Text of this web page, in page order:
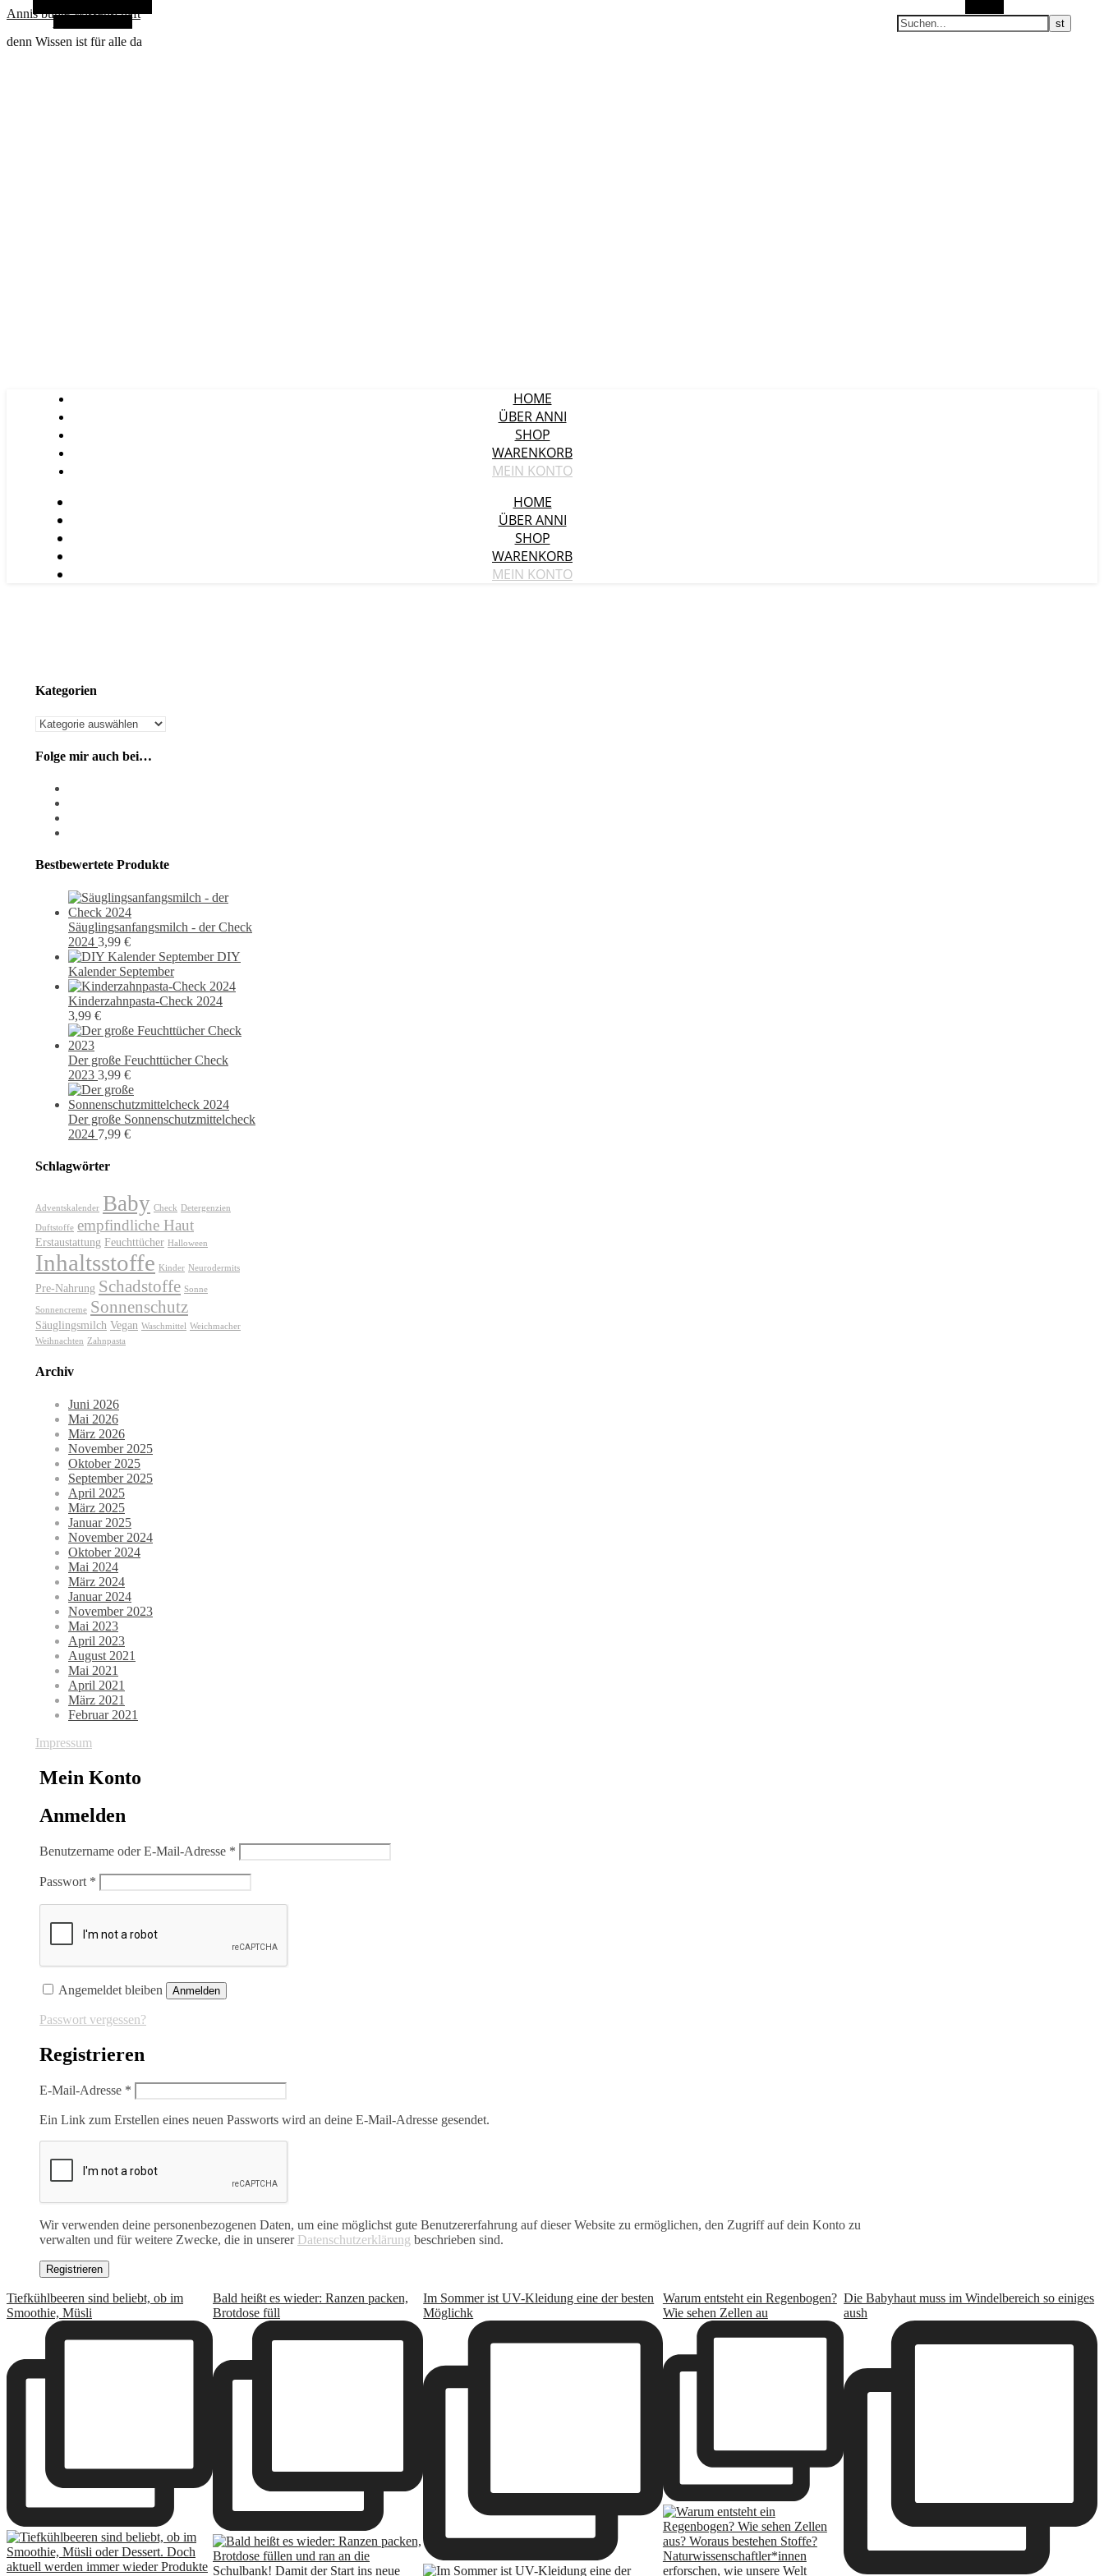
Annis bunte Wissenschaft
denn Wissen ist für alle da
Zufallsauswahl
HOME
ÜBER ANNI
SHOP
WARENKORB
MEIN KONTO
HOME
ÜBER ANNI
SHOP
WARENKORB
MEIN KONTO
Kategorien
Kategorien
Folge mir auch bei…
Bestbewertete Produkte
Säuglingsanfangsmilch - der Check
2024 3,99 €
DIY
Kalender September
Kinderzahnpasta-Check 2024
3,99 €
Der große Feuchttücher Check
2023 3,99 €
Der große Sonnenschutzmittelcheck
2024 7,99 €
Schlagwörter
Adventskalender Baby Check Detergenzien
Duftstoffe empfindliche Haut
Erstaustattung Feuchttücher Halloween
Inhaltsstoffe Kinder Neurodermits
Pre-Nahrung Schadstoffe Sonne
Sonnencreme Sonnenschutz
Säuglingsmilch Vegan Waschmittel Weichmacher
Weihnachten Zahnpasta
Archiv
Juni 2026
Mai 2026
März 2026
November 2025
Oktober 2025
September 2025
April 2025
März 2025
Januar 2025
November 2024
Oktober 2024
Mai 2024
März 2024
Januar 2024
November 2023
Mai 2023
April 2023
August 2021
Mai 2021
April 2021
März 2021
Februar 2021
Impressum
Mein Konto
Anmelden
Benutzername oder E-Mail-Adresse * Erforderlich
Passwort * Erforderlich
Angemeldet bleiben Anmelden
Passwort vergessen?
Registrieren
E-Mail-Adresse * Erforderlich
Ein Link zum Erstellen eines neuen Passworts wird an deine E-Mail-Adresse gesendet.
Wir verwenden deine personenbezogenen Daten, um eine möglichst gute Benutzererfahrung auf dieser Website zu ermöglichen, den Zugriff auf dein Konto zu
verwalten und für weitere Zwecke, die in unserer Datenschutzerklärung beschrieben sind.
Registrieren
Tiefkühlbeeren sind beliebt, ob im
Smoothie, Müsli
Bald heißt es wieder: Ranzen packen,
Brotdose füll
Im Sommer ist UV-Kleidung eine der besten
Möglichk
Warum entsteht ein Regenbogen?
Wie sehen Zellen au
Die Babyhaut muss im Windelbereich so einiges
aush